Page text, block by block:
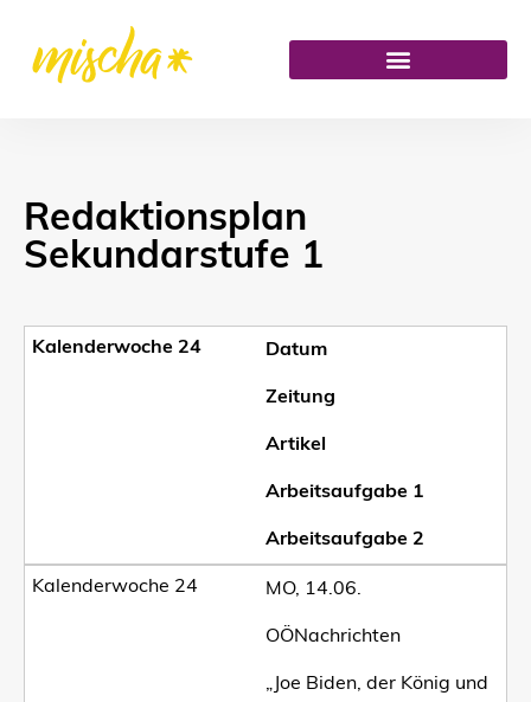
Redaktionsplan
Sekundarstufe 1
Datum
Zeitung
Artikel
Arbeitsaufgabe 1
Arbeitsaufgabe 2
MO, 14.06.
OÖNachrichten
„Joe Biden, der König und